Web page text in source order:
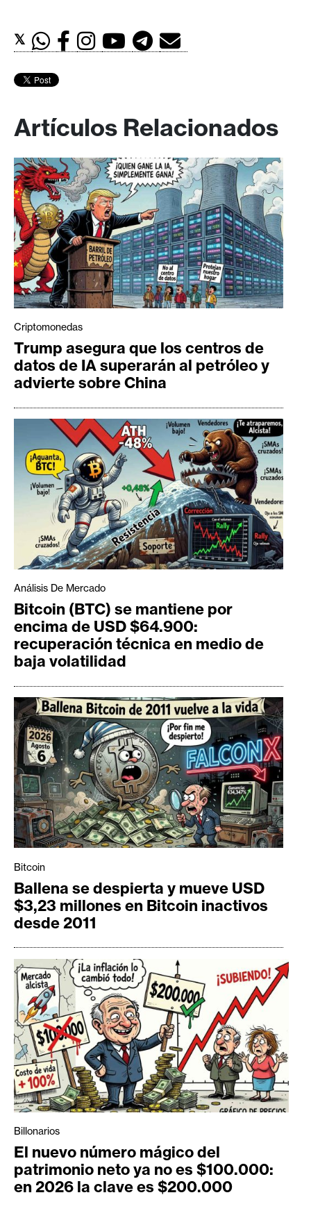
𝕏
Artículos Relacionados
Criptomonedas
Trump asegura que los centros de
datos de IA superarán al petróleo y
advierte sobre China
Análisis De Mercado
Bitcoin (BTC) se mantiene por
encima de USD $64.900:
recuperación técnica en medio de
baja volatilidad
Bitcoin
Ballena se despierta y mueve USD
$3,23 millones en Bitcoin inactivos
desde 2011
Billonarios
El nuevo número mágico del
patrimonio neto ya no es $100.000:
en 2026 la clave es $200.000